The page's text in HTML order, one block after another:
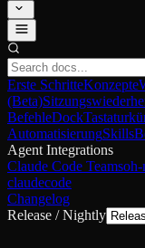
Erste SchritteKonzepte
(Beta)
BefehleDock
AutomatisierungSkills
Agent Integrations
Claude Code Teamsoh-
claudecode
Changelog
Release / Nightly